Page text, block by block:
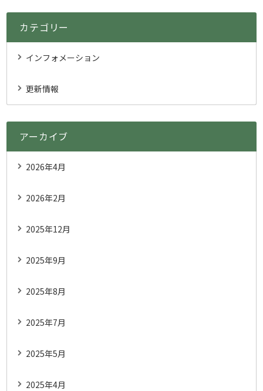
カテゴリー
インフォメーション
更新情報
アーカイブ
2026年4月
2026年2月
2025年12月
2025年9月
2025年8月
2025年7月
2025年5月
2025年4月